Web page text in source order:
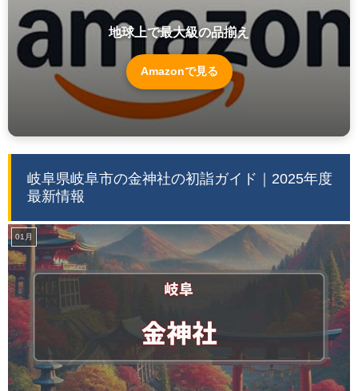
地球上で最大級の品揃え
Amazonで見る
岐阜県岐阜市の金神社の初詣ガイド｜2025年度
最新情報
01月